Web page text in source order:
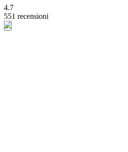
4.7
551 recensioni